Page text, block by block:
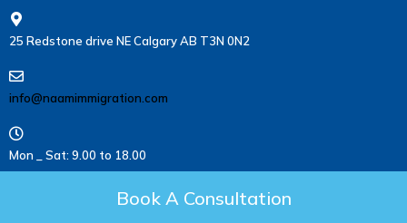
25 Redstone drive NE Calgary AB T3N 0N2
info@naamimmigration.com
Mon _ Sat: 9.00 to 18.00
Book A Consultation